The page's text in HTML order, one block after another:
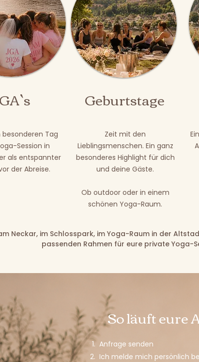
Tag
Session in
als entspannter
der Abreise.
Geburtstage
Zeit mit den
Lieblingsmenschen. Ein ganz
besonderes Highlight für dich
und deine Gäste.
Ob outdoor oder in einem
schönen Yoga-Raum.
Neckar, im Schlosspark, im Yoga-Raum in der
passenden Rahmen für eure private Yoga-
So läuft eure
Anfrage senden
Ich melde mich persönlich